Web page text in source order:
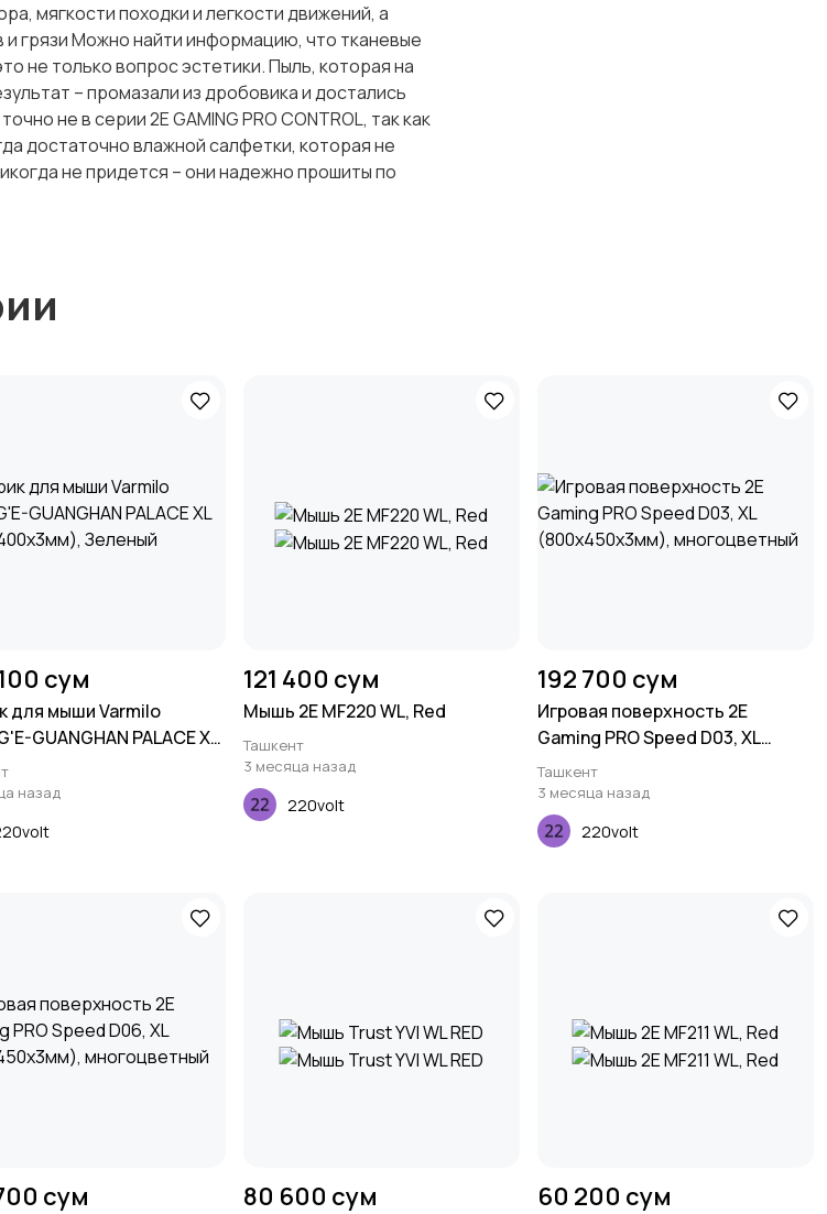
мягкости походки и легкости движений, а
и грязи Можно найти информацию, что тканевые
не только вопрос эстетики. Пыль, которая на
– промазали из дробовика и достались
не в серии 2E GAMING PRO CONTROL, так как
достаточно влажной салфетки, которая не
не придется – они надежно прошиты по
сум
для мыши Varmilo
GUANGHAN PALACE XL
Зеленый
назад
121 400 сум
Мышь 2E MF220 WL, Red
Ташкент
3 месяца назад
220volt
192 700 сум
Игровая поверхность 2E
Gaming PRO Speed D03, XL
(800x450x3мм), многоцветный
Ташкент
3 месяца назад
220volt
сум 80 600 сум 60 200 сум